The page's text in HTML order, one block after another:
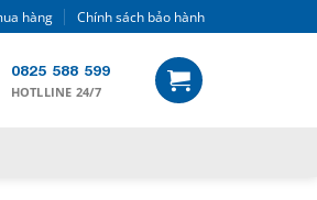
hàng Chính sách bảo hành
0825 588 599
HOTLLINE 24/7